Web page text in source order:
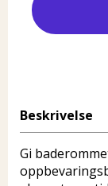
Beskrivelse
Gi